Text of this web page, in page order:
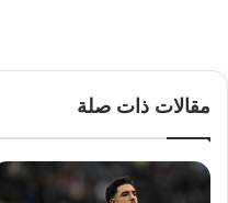
مقالات ذات صلة